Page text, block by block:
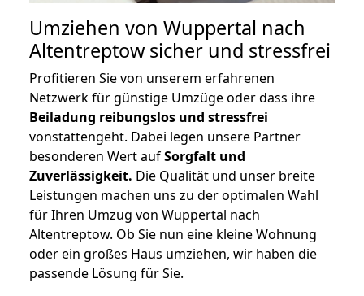
Umziehen von Wuppertal nach
Altentreptow sicher und stressfrei
Profitieren Sie von unserem erfahrenen
Netzwerk für günstige Umzüge oder dass ihre
Beiladung reibungslos und stressfrei
vonstattengeht. Dabei legen unsere Partner
besonderen Wert aufSorgfalt und
Zuverlässigkeit. Die Qualität und unser breite
Leistungen machen uns zu der optimalen Wahl
für Ihren Umzug von Wuppertal nach
Altentreptow. Ob Sie nun eine kleine Wohnung
oder ein großes Haus umziehen, wir haben die
passende Lösung für Sie.